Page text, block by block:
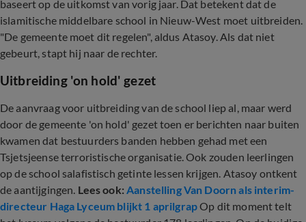
baseert op de uitkomst van vorig jaar. Dat betekent dat de
islamitische middelbare school in Nieuw-West moet uitbreiden.
"De gemeente moet dit regelen", aldus Atasoy. Als dat niet
gebeurt, stapt hij naar de rechter.
Uitbreiding 'on hold' gezet
De aanvraag voor uitbreiding van de school liep al, maar werd
door de gemeente 'on hold' gezet toen er berichten naar buiten
kwamen dat bestuurders banden hebben gehad met een
Tsjetsjeense terroristische organisatie. Ook zouden leerlingen
op de school salafistisch getinte lessen krijgen. Atasoy ontkent
de aantijgingen. Lees ook:Aanstelling Van Doorn als interim-
directeur Haga Lyceum blijkt 1 aprilgrapOp dit moment telt